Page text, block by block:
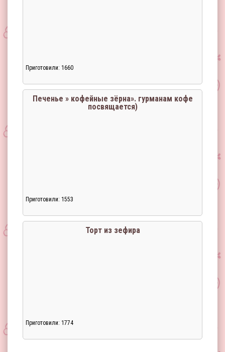
Приготовили: 1660
Печенье » кофейные зёрна». гурманам кофе
посвящается)
Приготовили: 1553
Торт из зефира
Приготовили: 1774